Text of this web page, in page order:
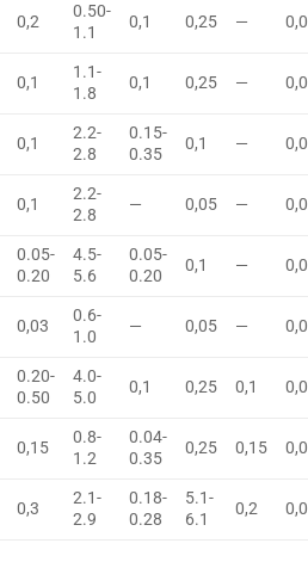
0,2
0.50-
1.1
0,1 0,25 —
0,1
1.1-
1.8
0,1 0,25 —
0,1
2.2-
2.8
0.15-
0.35
0,1 —
0,1
2.2-
2.8
— 0,05 —
0.05-
0.20
4.5-
5.6
0.05-
0.20
0,1 —
0,03
0.6-
1.0
— 0,05 —
0.20-
0.50
4.0-
5.0
0,1 0,25 0,1
0,15
0.8-
1.2
0.04-
0.35
0,25 0,15
0,3
2.1-
2.9
0.18-
0.28
5.1-
6.1
0,2